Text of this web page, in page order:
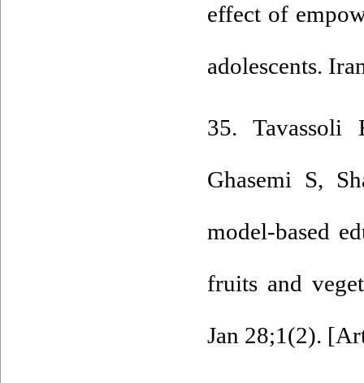
effect of
adolescents.
35. Tavassoli
Ghasemi S,
model-based
fruits and
Jan 28;1(2). [